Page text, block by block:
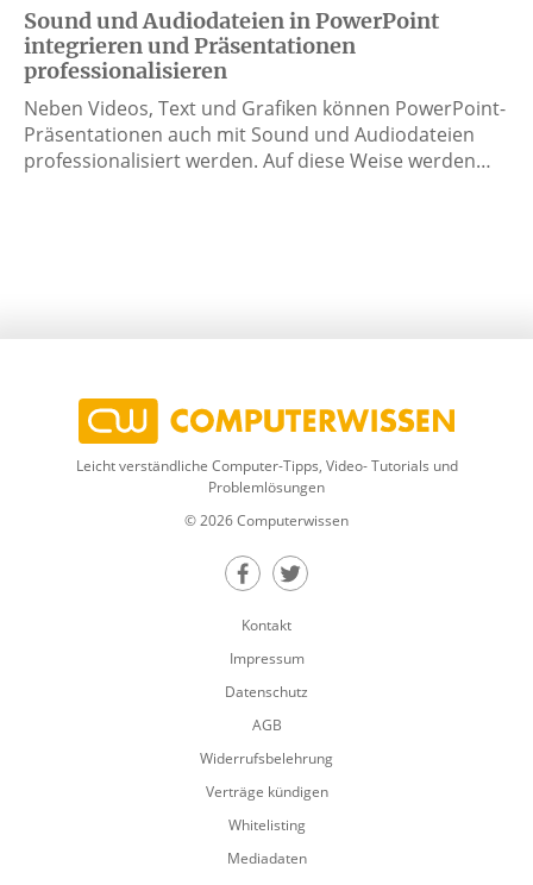
Sound und Audiodateien in PowerPoint
integrieren und Präsentationen
professionalisieren
Neben Videos, Text und Grafiken können PowerPoint-
Präsentationen auch mit Sound und Audiodateien
professionalisiert werden. Auf diese Weise werden…
Leicht verständliche Computer-Tipps, Video- Tutorials und
Problemlösungen
© 2026 Computerwissen
Teilen auf Facebook
Teilen auf Twitter
Kontakt
Impressum
Datenschutz
AGB
Widerrufsbelehrung
Verträge kündigen
Whitelisting
Mediadaten